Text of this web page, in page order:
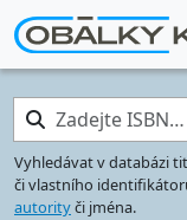
Zadejte ISBN…
Vyhledávat v databázi
či vlastního
autorityči jména.